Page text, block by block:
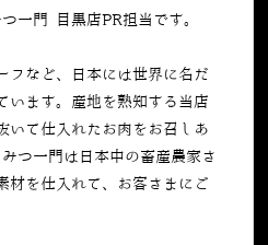
一門 目黒店PR担当です。
フなど、日本には世界に名だ
います。産地を熟知する当店
いて仕入れたお肉をお召しあ
つ一門は日本中の畜産農家さ
材を仕入れて、お客さまにご